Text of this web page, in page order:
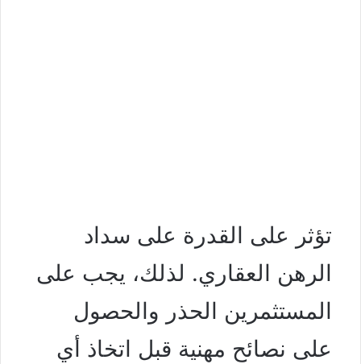
تؤثر على القدرة على سداد
الرهن العقاري. لذلك، يجب على
المستثمرين الحذر والحصول
على نصائح مهنية قبل اتخاذ أي